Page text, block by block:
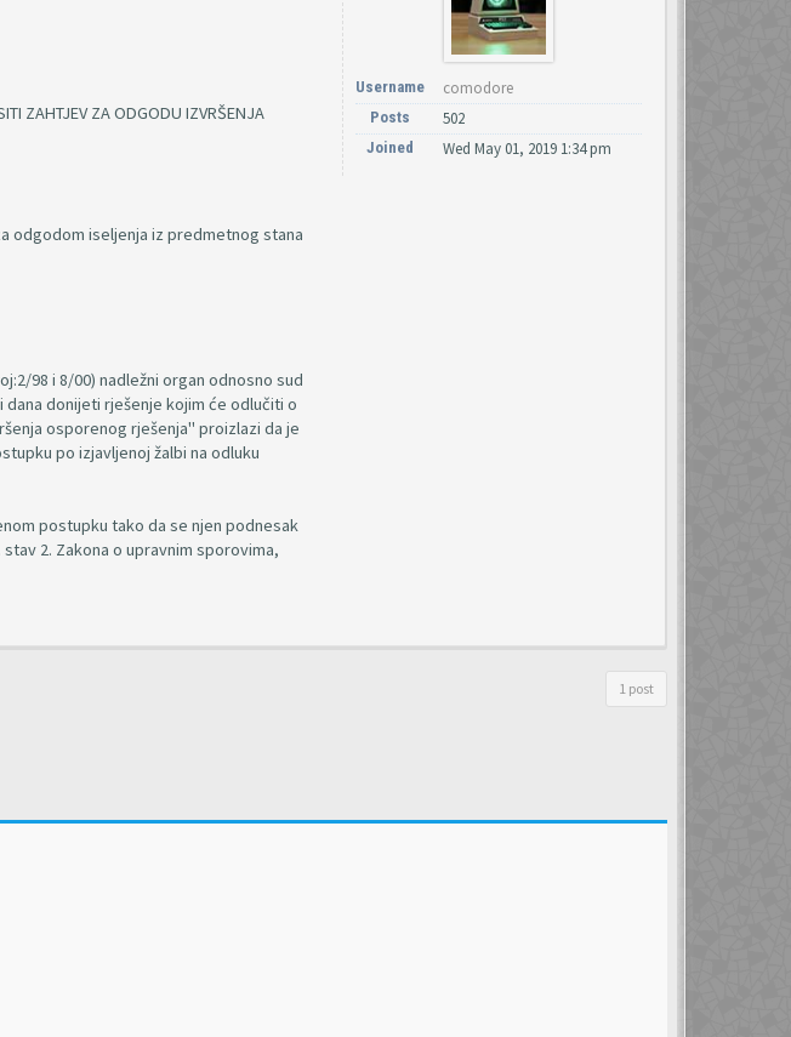
ZAHTJEV ZA ODGODU IZVRŠENJA
odgodom iseljenja iz predmetnog stana
98 i 8/00) nadležni organ odnosno sud
donijeti rješenje kojim će odlučiti o
osporenog rješenja" proizlazi da je
po izjavljenoj žalbi na odluku
postupku tako da se njen podnesak
2. Zakona o upravnim sporovima,
Username comodore
Posts 502
Joined Wed May 01, 2019 1:34 pm
1 post